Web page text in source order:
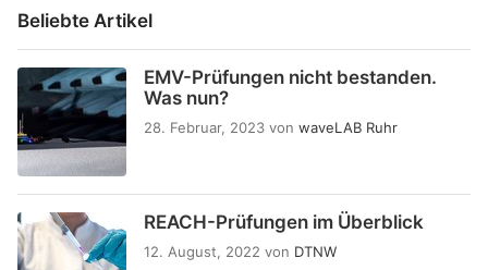
Beliebte Artikel
EMV-Prüfungen nicht bestanden.
Was nun?
28. Februar, 2023 von waveLAB Ruhr
REACH-Prüfungen im Überblick
12. August, 2022 von DTNW